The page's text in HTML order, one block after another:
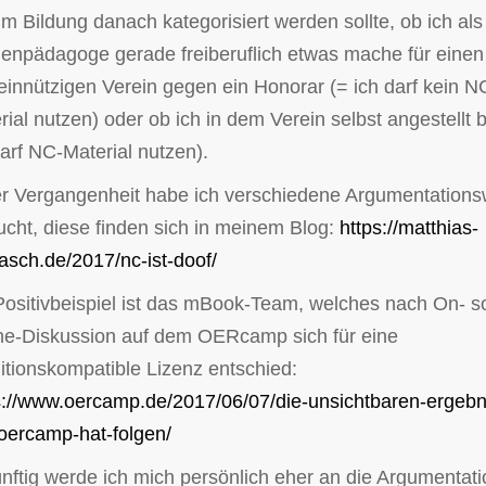
Bildung danach kategorisiert werden sollte, ob ich als
gerade freiberuflich etwas mache für einen
Verein gegen ein Honorar (= ich darf kein
nutzen) oder ob ich in dem Verein selbst angestellt
NC-Material nutzen).
Vergangenheit habe ich verschiedene
diese finden sich in meinem Blog: https://matthias-
2017/nc-ist-doof/
ist das mBook-Team, welches nach On-
Diskussion auf dem OERcamp sich für eine
Lizenz entschied:
www.oercamp.de/2017/06/07/die-unsichtbaren-
hat-folgen/
werde ich mich persönlich eher an die